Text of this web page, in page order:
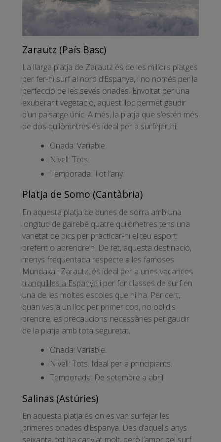
Zarautz (País Basc)
La llarga platja de Zarautz és de les millors platges
per fer-hi surf al nord d’Espanya, i no només per la
perfecció de les seves onades. Envoltat per una
exuberant vegetació, aquest lloc permet gaudir
d’un paisatge únic. A més, la platja que s’estén més
de dos quilòmetres és ideal per a surfejar-hi.
Onada: Variable.
Nivell: Tots.
Temporada: Tot l’any.
Platja de Somo (Cantàbria)
En aquesta platja de dunes de sorra amb una
longitud de gairebé quatre quilòmetres tens una
varietat de pics per practicar-hi el teu esport
preferit o aprendre’n. De fet, aquesta destinació,
menys freqüentada respecte a les famoses
Mundaka i Zarautz, és ideal per a unes vacances
tranquil·les a Espanya i per fer classes de surf en
una de les moltes escoles que hi ha. Per cert,
quan vas a un lloc per primer cop, no oblidis
prendre les precaucions necessàries per gaudir
de la platja amb tota seguretat.
Onada: Variable.
Nivell: Tots. Ideal per a principiants.
Temporada: De setembre a abril.
Salinas (Astúries)
En aquesta platja és on es van surfejar les
primeres onades d’Espanya. Des d’aquells anys
seixanta, tot ha canviat molt, però l’amor pel surf